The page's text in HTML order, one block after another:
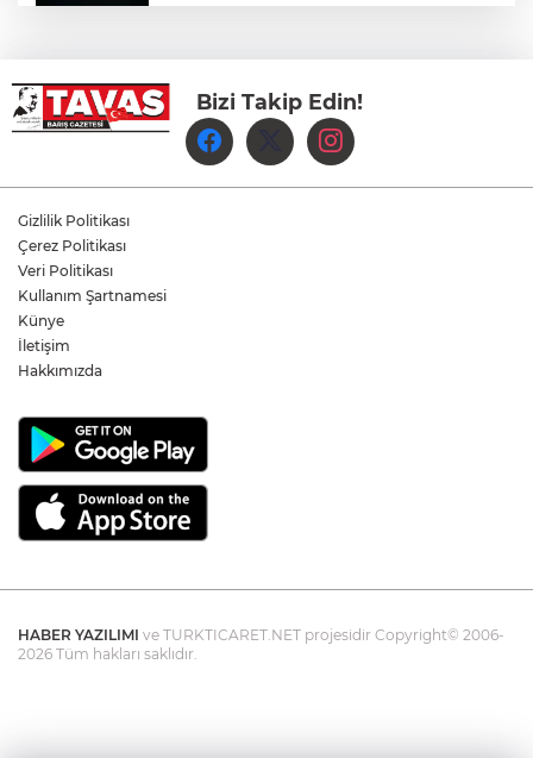
Denizli Büyükşehir Belediyespor Kadın
Voleybol Takımı yeni sezon hazırlıklarına
başladı
Yukatel Denizli Basket, Egemen Güven
Öğretmen Eyüp Özkan, Hayat Öykülerini
Bizi Takip Edin!
Gizlilik Politikası
Çerez Politikası
Veri Politikası
Kullanım Şartnamesi
Künye
İletişim
Hakkımızda
HABER YAZILIMI ve TURKTICARET.NET projesidir Copyright© 2006-
2026 Tüm hakları saklıdır.